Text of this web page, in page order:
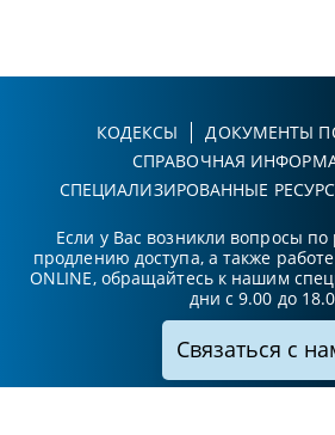
КОДЕКСЫ
ДОКУМЕНТЫ
СПРАВОЧНАЯ
СПЕЦИАЛИЗИРОВАННЫЕ
Если у Вас возникли вопросы
продлению доступа, а также
ONLINE, обращайтесь к нашим
дни с 9.00 до
Связаться с